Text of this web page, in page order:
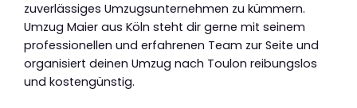
zuverlässiges Umzugsunternehmen zu kümmern.
Umzug Maier aus Köln steht dir gerne mit seinem
professionellen und erfahrenen Team zur Seite und
organisiert deinen Umzug nach Toulon reibungslos
und kostengünstig.